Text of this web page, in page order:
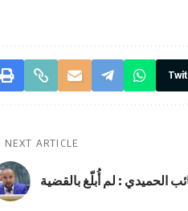
NEXT ARTICLE
الحميدي : لم أُبلّغ بالقضية